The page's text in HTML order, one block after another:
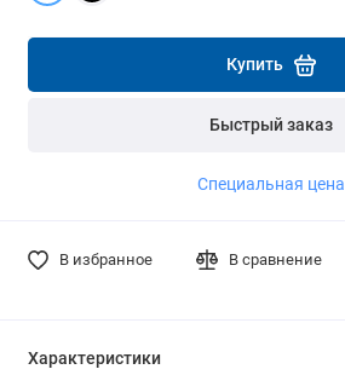
Купить
Быстрый заказ
Специальная цена
В избранное В сравнение
Характеристики